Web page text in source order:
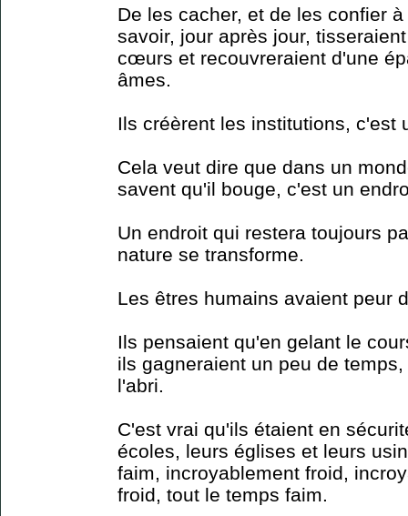
De les cacher, et de les confier
savoir, jour après jour,
cœurs et recouvreraient d'une
âmes.
Ils créèrent les institutions, c'est
Cela veut dire que dans un
savent qu'il bouge, c'est un
Un endroit qui restera toujours
nature se transforme.
Les êtres humains avaient peur
Ils pensaient qu'en gelant le
ils gagneraient un peu de
l'abri.
C'est vrai qu'ils étaient en
écoles, leurs églises et leurs
faim, incroyablement froid,
froid, tout le temps faim.